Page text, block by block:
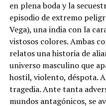
en plena boda y la
episodio de extremo
Vega), una india con la
vistosos colores. Ambas
relatos una historia de
universo masculino que
hostil, violento, déspota.
tragedia. Ante tanta
mundos antagónicos, se